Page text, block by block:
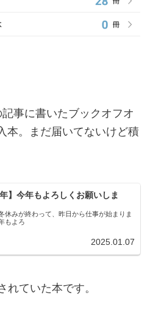
事に書いたブックオフオ
本。まだ届いてないけど積
年】今年もよろしくお願いしま
休みが終わって、昨日から仕事が始まりま
もよろ
2025.01.07
れていた本です。